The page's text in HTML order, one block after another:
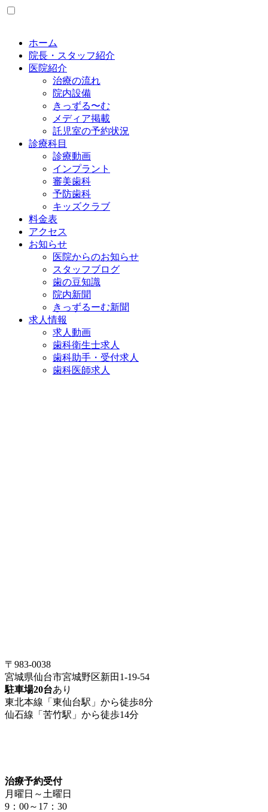
ホーム
院長・スタッフ紹介
医院紹介
治療の流れ
院内設備
きっずる〜む
メディア掲載
託児室の予約状況
診療科目
診療動画
インプラント
審美歯科
予防歯科
キッズクラブ
料金表
アクセス
お知らせ
医院からのお知らせ
スタッフブログ
歯の豆知識
院内新聞
きっずるーむ新聞
求人情報
求人動画
歯科衛生士求人
歯科助手・受付求人
歯科医師求人
〒983-0038
宮城県仙台市宮城野区新田1-19-54
駐車場20台あり
東北本線「東仙台駅」から徒歩8分
仙石線「苦竹駅」から徒歩14分
治療予約受付
月曜日～土曜日
9：00～17：30